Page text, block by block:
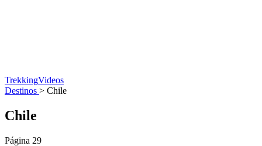
TrekkingVideos
Destinos > Chile
Chile
Página 29